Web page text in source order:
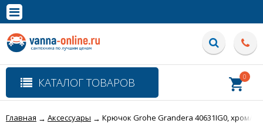
Полная версия сайта
КАТАЛОГ ТОВАРОВ 0
Главная → Аксессуары → Крючок Grohe Grandera 40631IG0, хром/